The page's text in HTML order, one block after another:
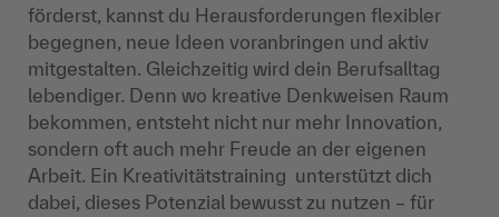
förderst, kannst du Herausforderungen flexibler
begegnen, neue Ideen voranbringen und aktiv
mitgestalten. Gleichzeitig wird dein Berufsalltag
lebendiger. Denn wo kreative Denkweisen Raum
bekommen, entsteht nicht nur mehr Innovation,
sondern oft auch mehr Freude an der eigenen
Arbeit. Ein Kreativitätstraining unterstützt dich
dabei, dieses Potenzial bewusst zu nutzen – für